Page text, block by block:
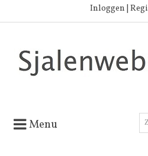
Inloggen |
Menu